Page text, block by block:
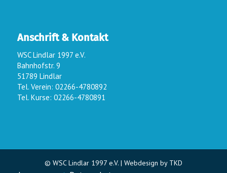
Anschrift & Kontakt
WSC Lindlar 1997 e.V.
Bahnhofstr. 9
51789 Lindlar
Tel. Verein: 02266-4780892
Tel. Kurse: 02266-4780891
© WSC Lindlar 1997 e.V. | Webdesign by TKD